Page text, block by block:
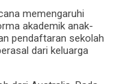
memengaruhi
akademik anak-
pendaftaran sekolah
dari keluarga